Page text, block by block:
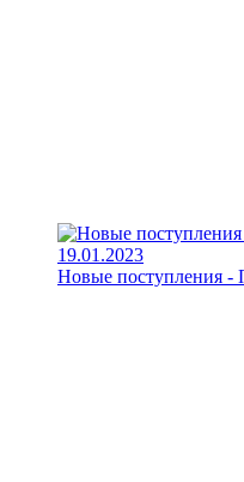
19.01.2023
Новые поступления -